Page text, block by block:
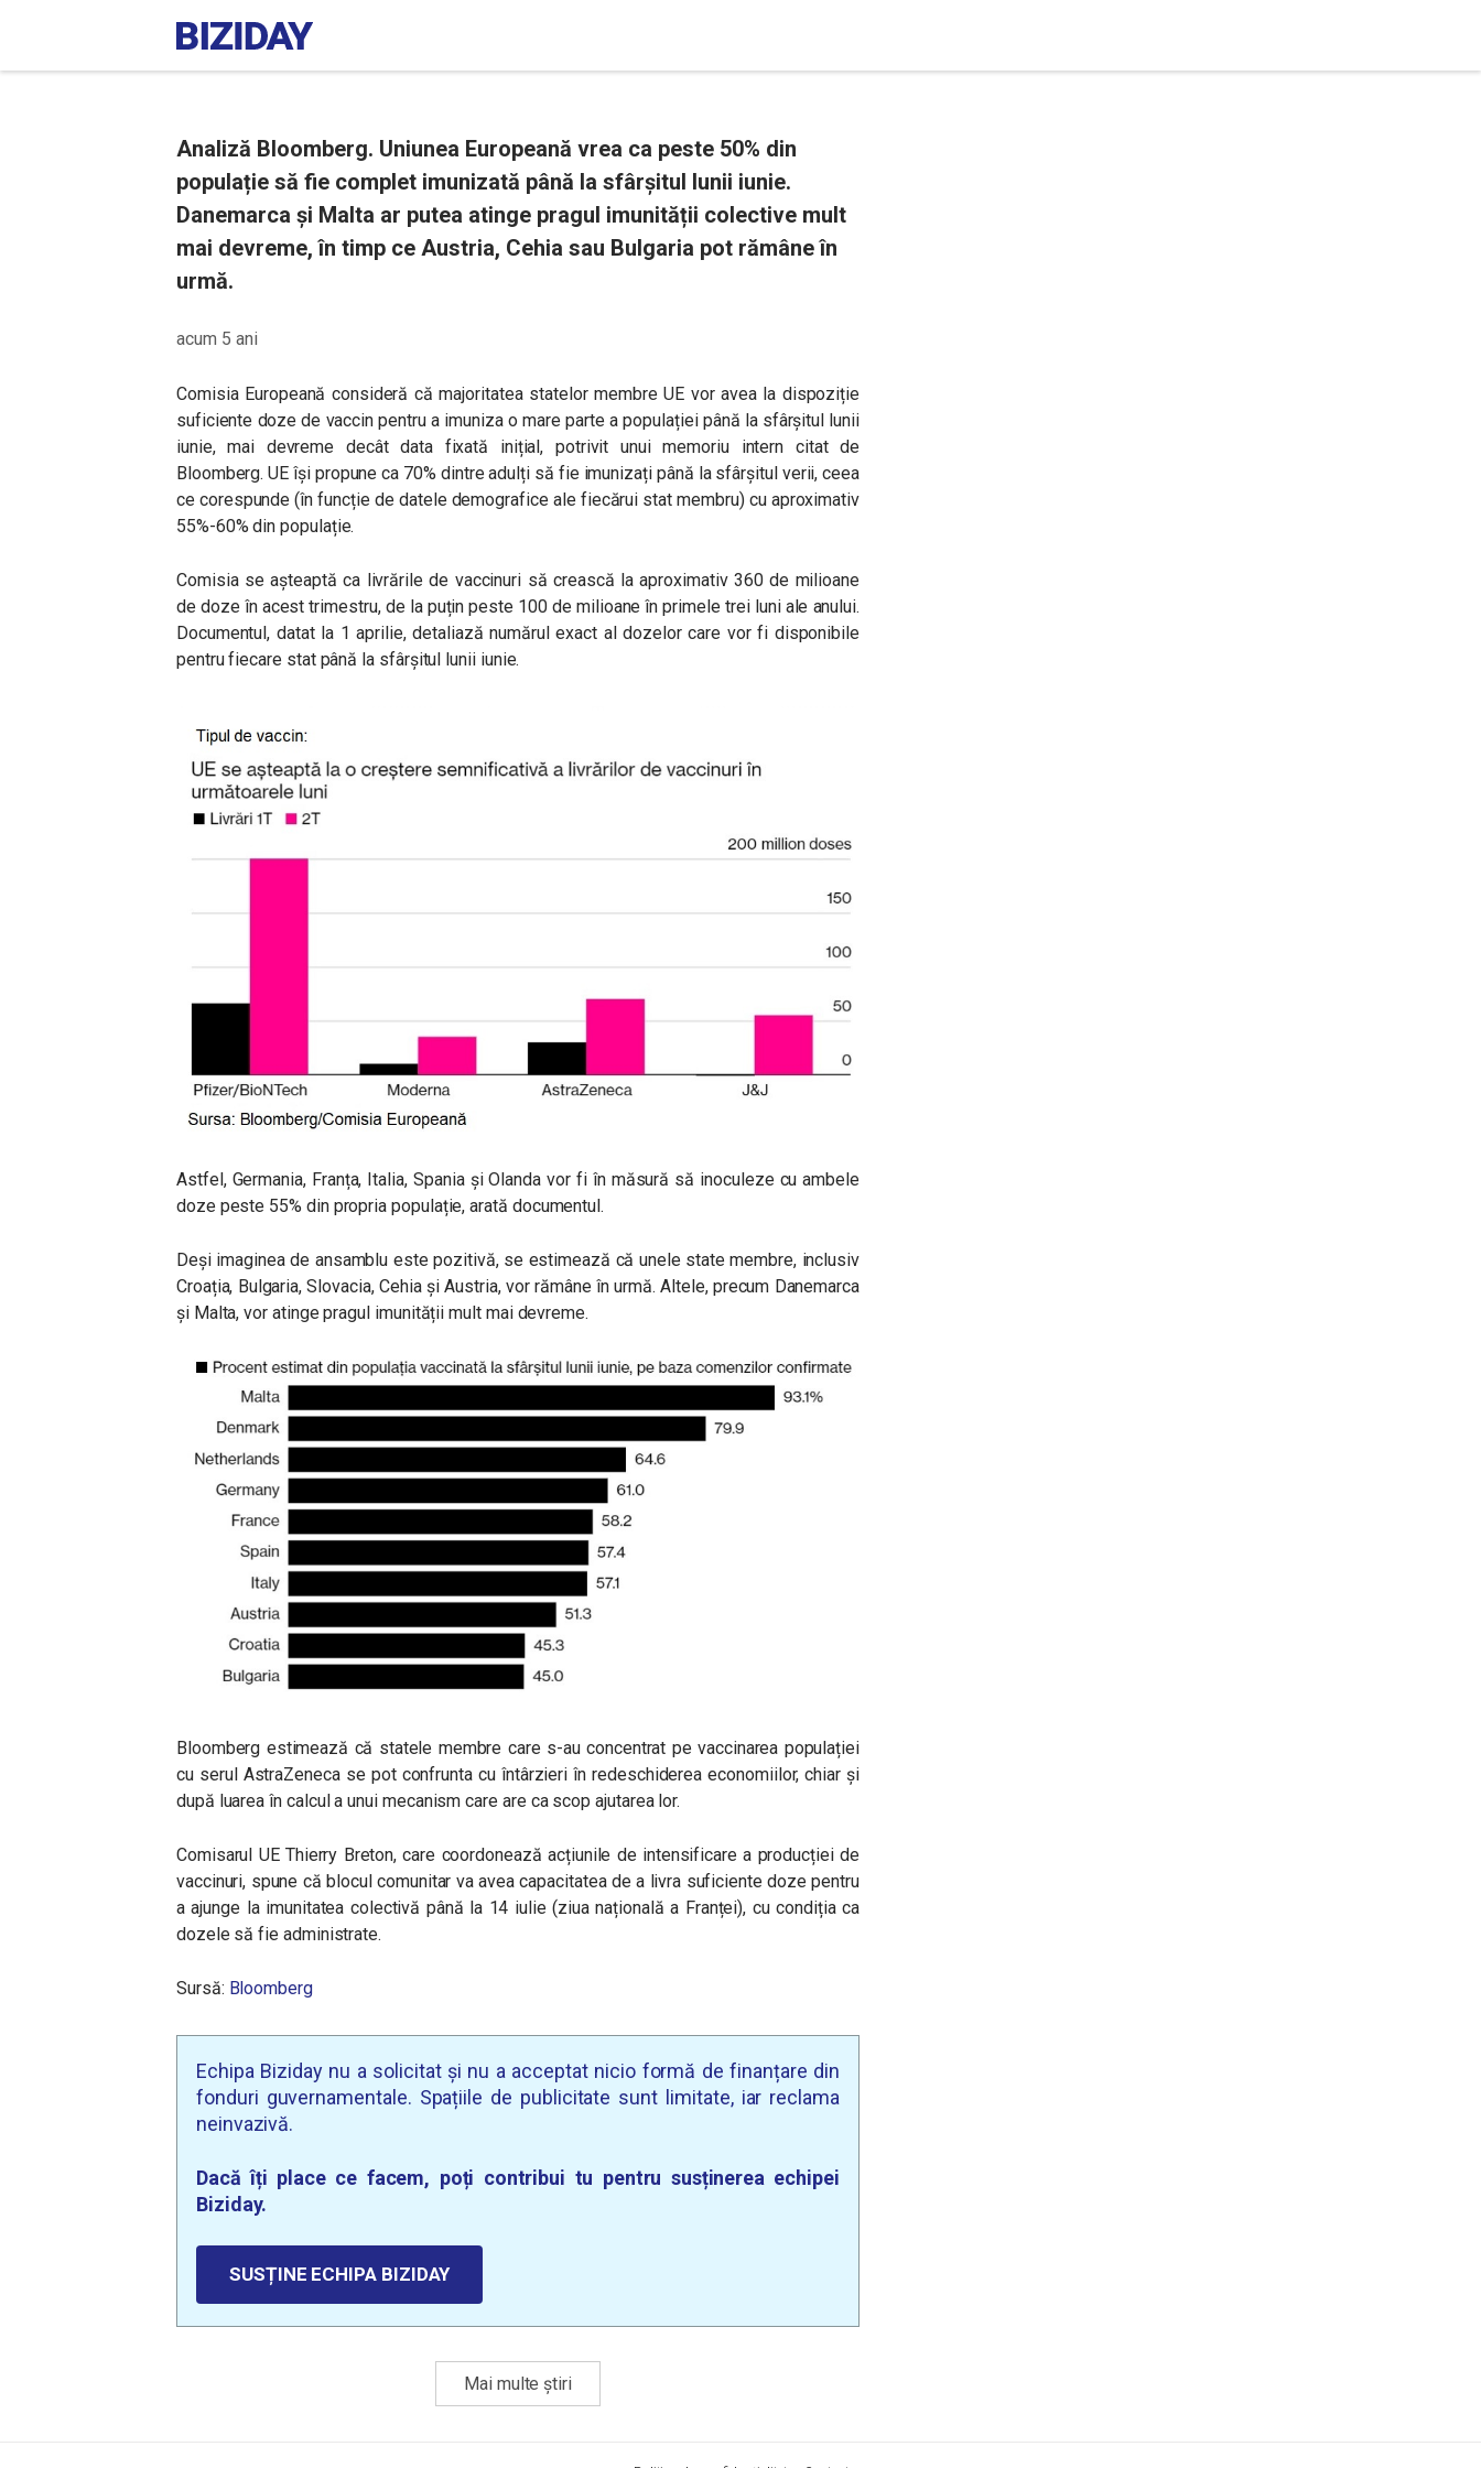
Analiză Bloomberg. Uniunea Europeană vrea ca peste 50% din
populație să fie complet imunizată până la sfârșitul lunii iunie.
Danemarca și Malta ar putea atinge pragul imunității colective mult
mai devreme, în timp ce Austria, Cehia sau Bulgaria pot rămâne în
urmă.
acum 5 ani
Comisia Europeană consideră că majoritatea statelor membre UE vor avea la dispoziție
suficiente doze de vaccin pentru a imuniza o mare parte a populației până la sfârșitul lunii
iunie, mai devreme decât data fixată inițial, potrivit unui memoriu intern citat de
Bloomberg. UE își propune ca 70% dintre adulți să fie imunizați până la sfârșitul verii, ceea
ce corespunde (în funcție de datele demografice ale fiecărui stat membru) cu aproximativ
55%-60% din populație.
Comisia se așteaptă ca livrările de vaccinuri să crească la aproximativ 360 de milioane
de doze în acest trimestru, de la puțin peste 100 de milioane în primele trei luni ale anului.
Documentul, datat la 1 aprilie, detaliază numărul exact al dozelor care vor fi disponibile
pentru fiecare stat până la sfârșitul lunii iunie.
Astfel, Germania, Franța, Italia, Spania și Olanda vor fi în măsură să inoculeze cu ambele
doze peste 55% din propria populație, arată documentul.
Deși imaginea de ansamblu este pozitivă, se estimează că unele state membre, inclusiv
Croația, Bulgaria, Slovacia, Cehia și Austria, vor rămâne în urmă. Altele, precum Danemarca
și Malta, vor atinge pragul imunității mult mai devreme.
Bloomberg estimează că statele membre care s-au concentrat pe vaccinarea populației
cu serul AstraZeneca se pot confrunta cu întârzieri în redeschiderea economiilor, chiar și
după luarea în calcul a unui mecanism care are ca scop ajutarea lor.
Comisarul UE Thierry Breton, care coordonează acțiunile de intensificare a producției de
vaccinuri, spune că blocul comunitar va avea capacitatea de a livra suficiente doze pentru
a ajunge la imunitatea colectivă până la 14 iulie (ziua națională a Franței), cu condiția ca
dozele să fie administrate.
Sursă: Bloomberg
Echipa Biziday nu a solicitat și nu a acceptat nicio formă de finanțare din
fonduri guvernamentale. Spațiile de publicitate sunt limitate, iar reclama
neinvazivă.
Dacă îți place ce facem, poți contribui tu pentru susținerea echipei
Biziday.
SUSȚINE ECHIPA BIZIDAY
Mai multe știri